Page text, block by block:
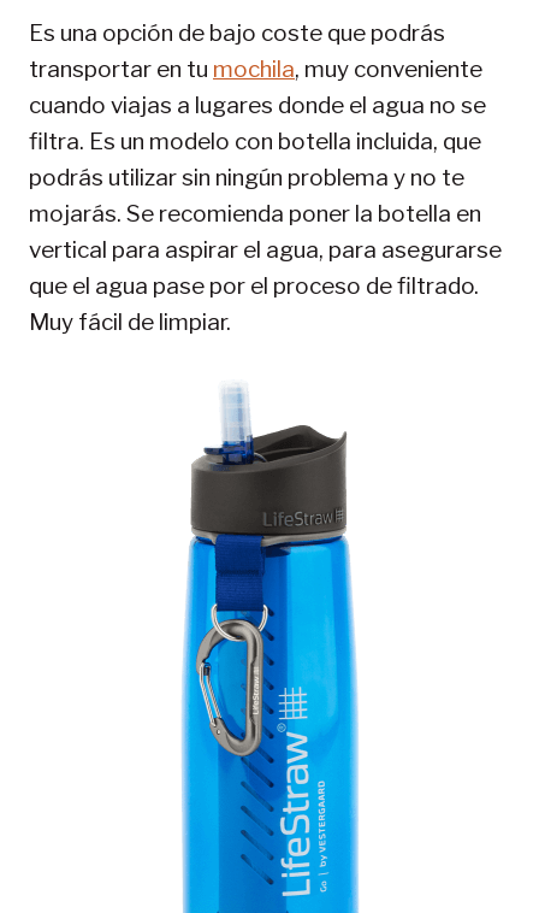
Es una opción de bajo coste que podrás
transportar en tu mochila, muy conveniente
cuando viajas a lugares donde el agua no se
filtra. Es un modelo con botella incluida, que
podrás utilizar sin ningún problema y no te
mojarás. Se recomienda poner la botella en
vertical para aspirar el agua, para asegurarse
que el agua pase por el proceso de filtrado.
Muy fácil de limpiar.